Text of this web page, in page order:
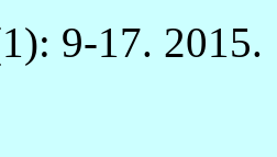
9-17. 2015.